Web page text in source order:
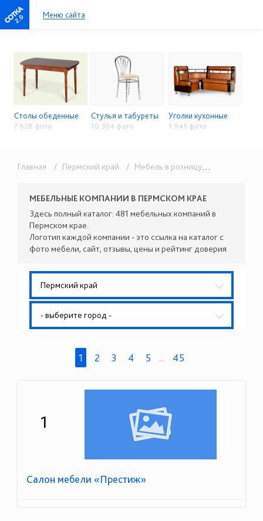
2.0 Меню сайта
Столы обеденные
7 828 фото
Стулья и табуреты
10 304 фото
Уголки кухонные
1 945 фото
Главная / Пермский край / Мебель в розницу / Столы,
МЕБЕЛЬНЫЕ КОМПАНИИ В ПЕРМСКОМ КРАЕ
Здесь полный каталог: 481 мебельных компаний в
Пермском крае.
Логотип каждой компании - это ссылка на каталог с
фото мебели, сайт, отзывы, цены и рейтинг доверия
Пермский край
- выберите город -
1 2 3 4 5 ... 45
1
Салон мебели «Престиж»